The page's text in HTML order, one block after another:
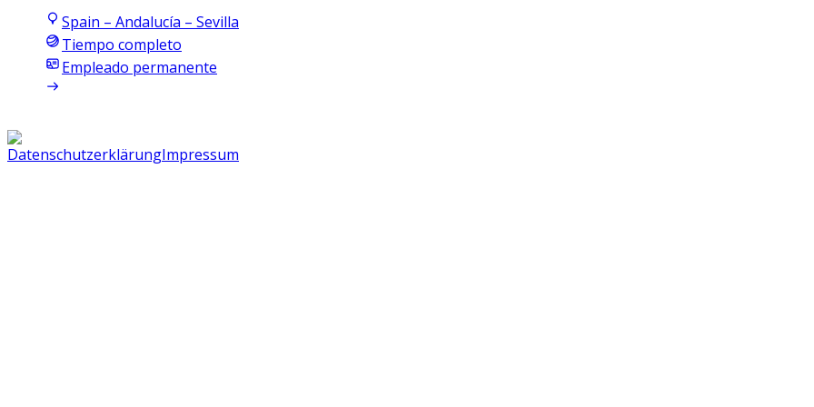
Spain – Andalucía – Sevilla
Tiempo completo
Empleado permanente
DatenschutzerklärungImpressum